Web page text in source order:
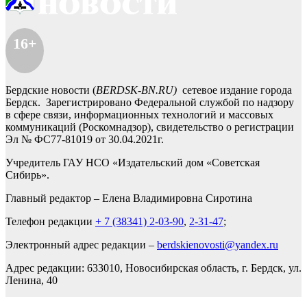
16+
Бердские новости (BERDSK-BN.RU) сетевое издание города
Бердск. Зарегистрировано Федеральной службой по надзору
в сфере связи, информационных технологий и массовых
коммуникаций (Роскомнадзор), свидетельство о регистрации
Эл № ФС77-81019 от 30.04.2021г.
Учредитель ГАУ НСО «Издательский дом «Советская
Сибирь».
Главный редактор – Елена Владимировна Сиротина
Телефон редакции + 7 (38341) 2-03-90, 2-31-47;
Электронный адрес редакции – berdskienovosti@yandex.ru
Адрес редакции: 633010, Новосибирская область, г. Бердск, ул.
Ленина, 40